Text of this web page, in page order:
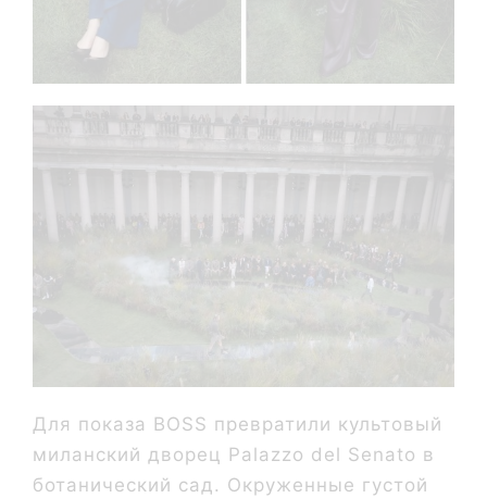
Для показа BOSS превратили культовый
миланский дворец Palazzo del Senato в
ботанический сад. Окруженные густой